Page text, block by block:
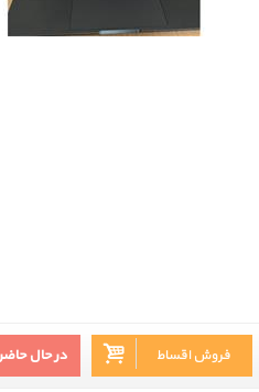
در حال فروش اقساط